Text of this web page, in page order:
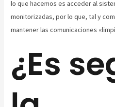
lo que hacemos es acceder al
monitorizadas, por lo que, tal y
mantener las comunicaciones
¿Es